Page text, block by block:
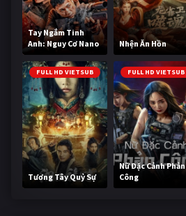
Tay Ngắm Tinh
Anh: Nguy Cơ Nano
Nhện Ăn Hồn
FULL HD VIETSUB
Tương Tây Quỷ Sự
FULL HD VIETSUB
Nữ Đặc Cảnh Phản
Công